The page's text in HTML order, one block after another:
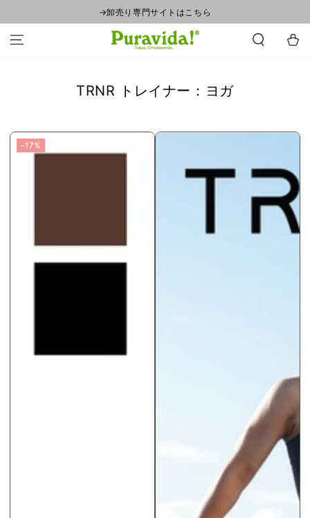
→卸売り専門サイトはこちら
カ
ー
コ
ョ
TRNR トレイナー：ヨガ
–17%